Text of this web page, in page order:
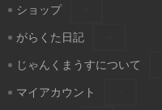
ショップ
がらくた日記
じゃんくまうすについて
マイアカウント